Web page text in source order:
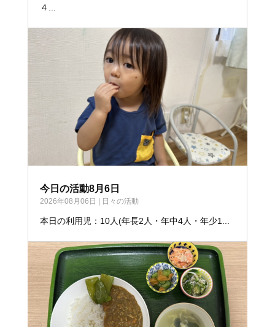
４...
今日の活動8月6日
2026年08月06日 日々の活動
本日の利用児：10人(年長2人・年中4人・年少1...